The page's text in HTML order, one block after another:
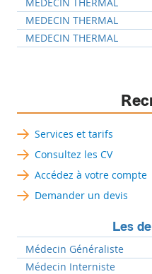
MEDECIN THERMAL
MEDECIN THERMAL
Services et tarifs
Consultez les CV
Accédez à votre compte
Demander un devis
Les
Médecin Généraliste
Médecin Interniste